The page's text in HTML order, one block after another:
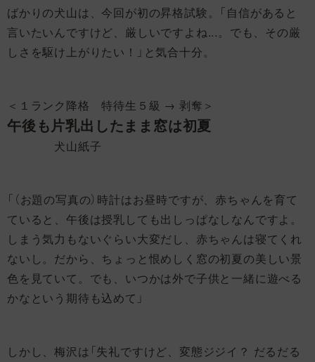
ばかりの犬山は、今回が初の昇格試験。「自信があると
言いたいんですけど、厳しいですよね...。でも、その厳
しさを駆け上がりたい！」と気合十分。
＜１ランク降格 特待生５級 → 剥奪＞
午後も片乳出したまま窓は初夏
犬山紙子
「（お題の写真の）時計はお昼時ですが、赤ちゃんを育て
ていると、午後は授乳しても出しっぱなしなんですよ。
しまう気力もないぐらい大変だし、赤ちゃんは寝てくれ
ないし。だから、ちょっと恨めしく窓の初夏の美しい景
色を見ていて。でも、いつかは外で子供と一緒に遊べる
かなという期待も込めて」
しかし、梅沢は「失礼ですけど、変態ジジイ？ だるだる